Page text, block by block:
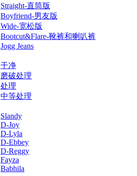
Straight-直筒版
Boyfriend-男友版
Wide-宽松版
Bootcut&Flare-靴裤和喇叭裤
Jogg Jeans
干净
磨破处理
处理
中等处理
Slandy
D-Joy
D-Lyla
D-Ebbey
D-Reggy
Fayza
Babhila